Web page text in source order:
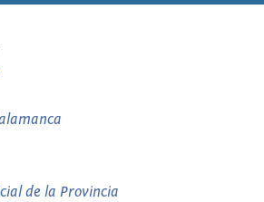
de la Provincia